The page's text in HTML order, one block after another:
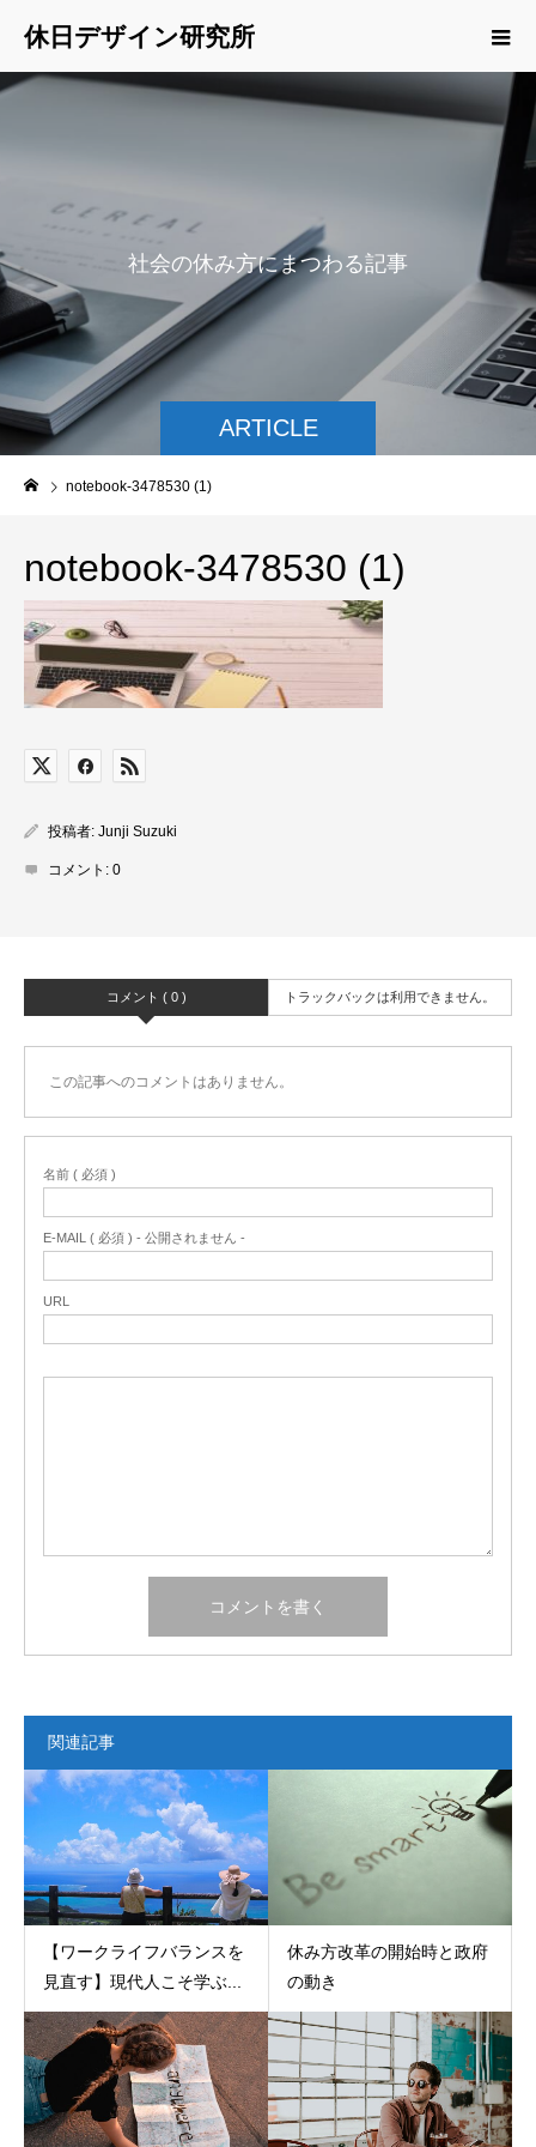
休日デザイン研究所
ARTICLE
会の休み方にまつわる記事をご
notebook-3478530 (1)
notebook-3478530 (1)
投稿者: Junji Suzuki
コメント: 0
コメント ( 0 ) トラックバックは利用できません。
この記事へのコメントはありません。
名前 ( 必須 )
E-MAIL ( 必須 ) - 公開されません -
URL
関連記事
【ワークライフバランスを
見直す】現代人こそ学ぶ...
休み方改革の開始時と政府
の動き